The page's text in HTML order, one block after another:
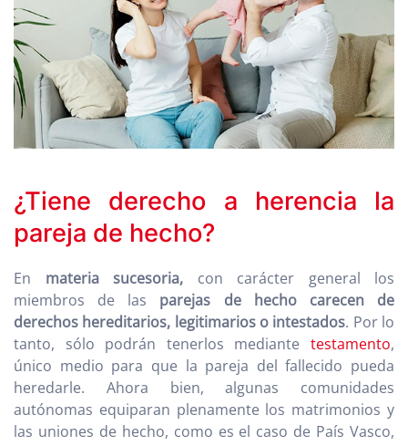
¿Tiene derecho a herencia la
pareja de hecho?
En materia sucesoria, con carácter general los
miembros de las parejas de hecho carecen de
derechos hereditarios, legitimarios o intestados. Por lo
tanto, sólo podrán tenerlos mediante testamento,
único medio para que la pareja del fallecido pueda
heredarle. Ahora bien, algunas comunidades
autónomas equiparan plenamente los matrimonios y
las uniones de hecho, como es el caso de País Vasco,